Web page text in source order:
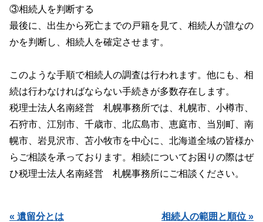
③相続人を判断する
最後に、出生から死亡までの戸籍を見て、相続人が誰なの
かを判断し、相続人を確定させます。
このような手順で相続人の調査は行われます。他にも、相
続は行わなければならない手続きが多数存在します。
税理士法人名南経営 札幌事務所では、札幌市、小樽市、
石狩市、江別市、千歳市、北広島市、恵庭市、当別町、南
幌市、岩見沢市、苫小牧市を中心に、北海道全域の皆様か
らご相談を承っております。相続についてお困りの際はぜ
ひ税理士法人名南経営 札幌事務所にご相談ください。
« 遺留分とは 相続人の範囲と順位 »